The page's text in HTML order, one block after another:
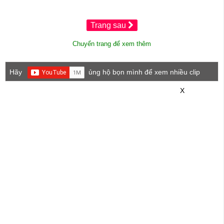
Trang sau
Chuyển trang để xem thêm
Hãy
ủng hộ bọn mình để xem nhiều clip
X